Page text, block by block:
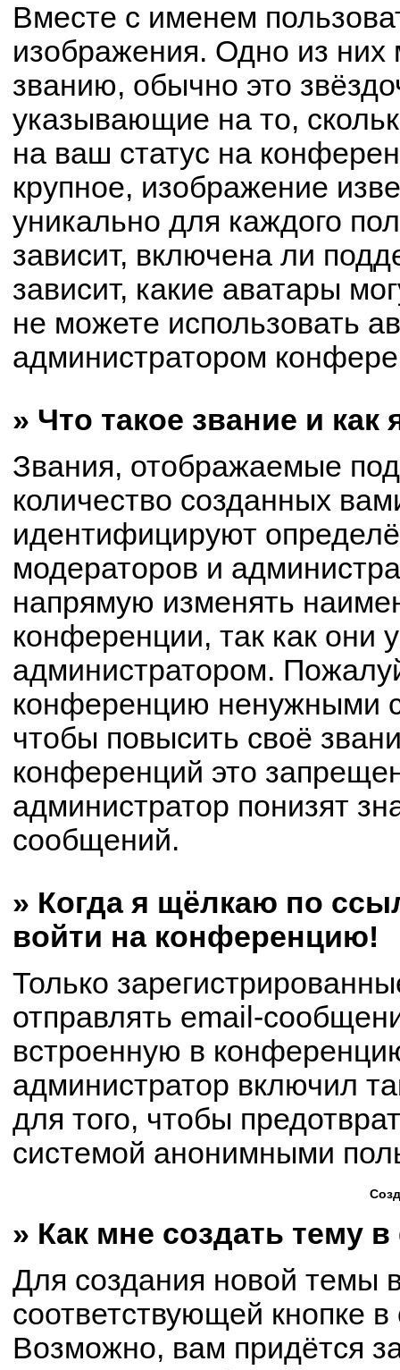
Вместе с именем
изображения. Одно из них
званию, обычно это
указывающие на то,
на ваш статус на
крупное, изображение
уникально для каждого
зависит, включена ли
зависит, какие аватары
не можете использовать
администратором
» Что такое звание и как
Звания, отображаемые
количество созданных
идентифицируют
модераторов и
напрямую изменять
конференции, так как они
администратором.
конференцию ненужными
чтобы повысить своё
конференций это
администратор понизят
сообщений.
» Когда я щёлкаю по
войти на конференцию!
Только
отправлять email-
встроенную в
администратор включил
для того, чтобы
системой анонимными
» Как мне создать тему
Для создания новой темы
соответствующей кнопке
Возможно, вам придётся